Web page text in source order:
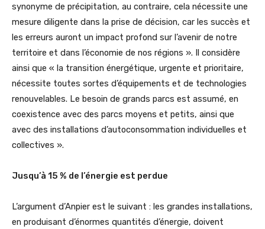
synonyme de précipitation, au contraire, cela nécessite une
mesure diligente dans la prise de décision, car les succès et
les erreurs auront un impact profond sur l’avenir de notre
territoire et dans l’économie de nos régions ». Il considère
ainsi que « la transition énergétique, urgente et prioritaire,
nécessite toutes sortes d’équipements et de technologies
renouvelables. Le besoin de grands parcs est assumé, en
coexistence avec des parcs moyens et petits, ainsi que
avec des installations d’autoconsommation individuelles et
collectives ».
Jusqu’à 15 % de l’énergie est perdue
L’argument d’Anpier est le suivant : les grandes installations,
en produisant d’énormes quantités d’énergie, doivent